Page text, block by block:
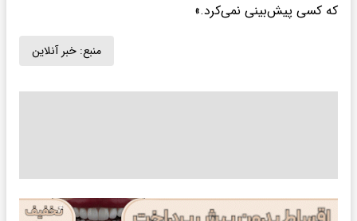
که کسی پیش‌بینی نمی‌کرد.»
منبع: خبر آنلاین